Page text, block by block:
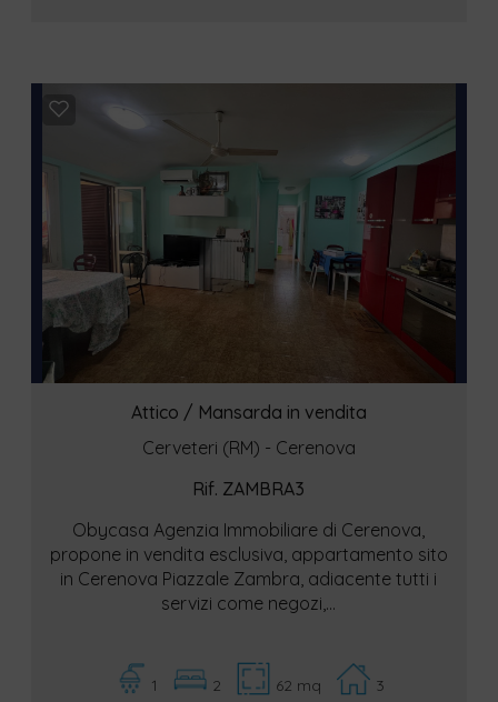
Attico / Mansarda in vendita
Cerveteri (RM) - Cerenova
Rif. ZAMBRA3
Obycasa Agenzia Immobiliare di Cerenova,
propone in vendita esclusiva, appartamento sito
in Cerenova Piazzale Zambra, adiacente tutti i
servizi come negozi,...
1 2 62 mq 3